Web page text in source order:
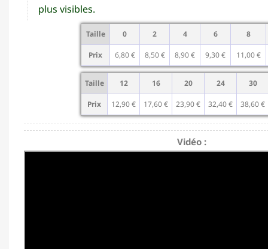
plus visibles.
Taille 0 2 4 6 8
Prix 6,80 € 8,50 € 8,90 € 9,30 € 11,00 €
Taille 12 16 20 24 30
Prix 12,90 € 17,60 € 23,90 € 32,40 € 38,60 €
Vidéo :